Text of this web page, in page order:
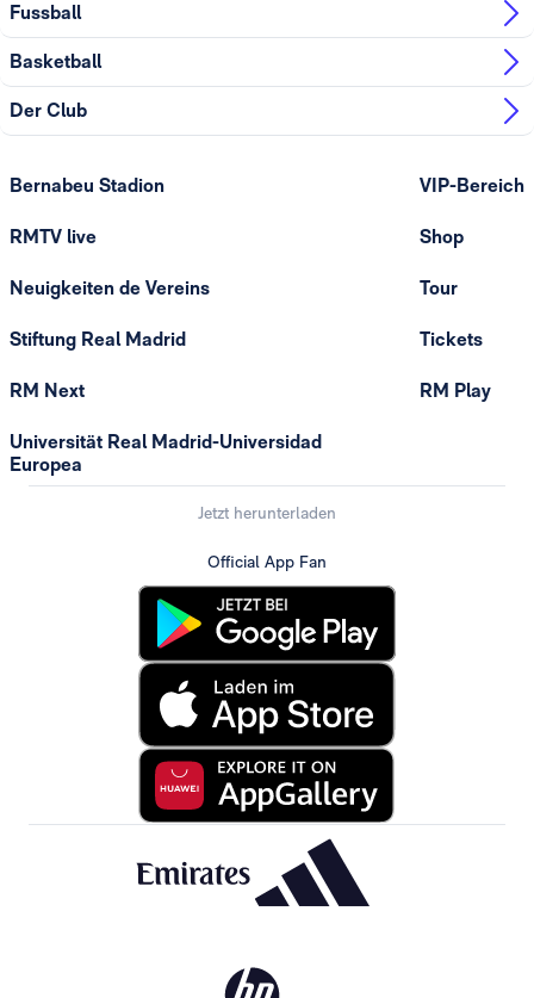
Fussball
Basketball
Der Club
Bernabeu Stadion
RMTV live
Neuigkeiten de Vereins
Stiftung Real Madrid
RM Next
Universität Real Madrid-Universidad
Europea
VIP-Bereich
Shop
Tour
Tickets
RM Play
Jetzt herunterladen
Official App Fan